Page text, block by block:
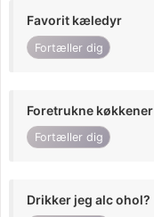
Favorit kæledyr
Fortæller dig
Foretrukne køkkener
Fortæller dig
Drikker jeg alc ohol?